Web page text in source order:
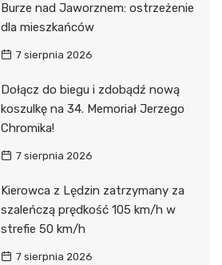
Burze nad Jaworznem: ostrzeżenie
dla mieszkańców
7 sierpnia 2026
Dołącz do biegu i zdobądź nową
koszulkę na 34. Memoriał Jerzego
Chromika!
7 sierpnia 2026
Kierowca z Lędzin zatrzymany za
szaleńczą prędkość 105 km/h w
strefie 50 km/h
7 sierpnia 2026